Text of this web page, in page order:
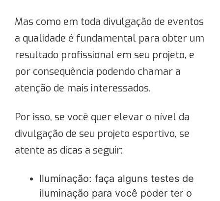
Mas como em toda divulgação de eventos
a qualidade é fundamental para obter um
resultado profissional em seu projeto, e
por consequência podendo chamar a
atenção de mais interessados.
Por isso, se você quer elevar o nível da
divulgação de seu projeto esportivo, se
atente as dicas a seguir:
Iluminação: faça alguns testes de
iluminação para você poder ter o